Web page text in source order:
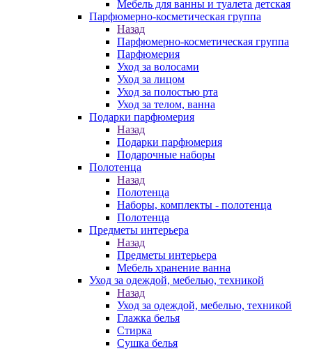
Мебель для ванны и туалета детская
Парфюмерно-косметическая группа
Назад
Парфюмерно-косметическая группа
Парфюмерия
Уход за волосами
Уход за лицом
Уход за полостью рта
Уход за телом, ванна
Подарки парфюмерия
Назад
Подарки парфюмерия
Подарочные наборы
Полотенца
Назад
Полотенца
Наборы, комплекты - полотенца
Полотенца
Предметы интерьера
Назад
Предметы интерьера
Мебель хранение ванна
Уход за одеждой, мебелью, техникой
Назад
Уход за одеждой, мебелью, техникой
Глажка белья
Стирка
Сушка белья